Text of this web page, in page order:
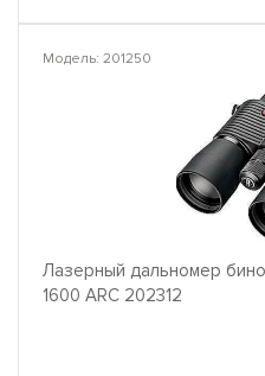
Модель: 201250
Лазерный дальномер
1600 ARC 202312